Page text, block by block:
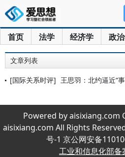
首页 法学 经济学 政
文章列表
[国际关系时评] 王思羽：北约逼近“
Powered by aisixiang.com
aisixiang.com All Rights
号-1 京公网安备
工业和信息化部备